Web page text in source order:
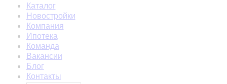
Каталог
Новостройки
Компания
Ипотека
Команда
Вакансии
Блог
Контакты